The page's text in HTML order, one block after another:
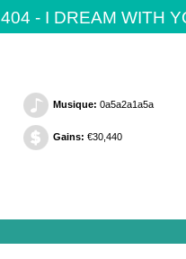
404 - I DREAM WITH
Musique: 0a5a2a1a5a
Gains: €30,440